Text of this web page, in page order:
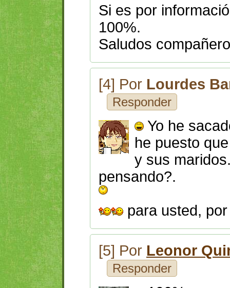
Si es por
100%.
Saludos
[4] Por Lourdes
Responder
Yo he
he puesto
y sus
pensando?.
para usted,
[5] Por Leonor
Responder